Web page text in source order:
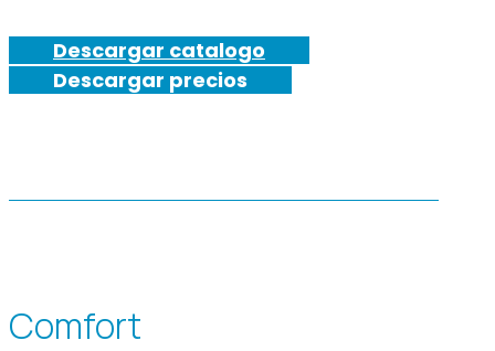
Descargar catalogo
Descargar precios
Comfort